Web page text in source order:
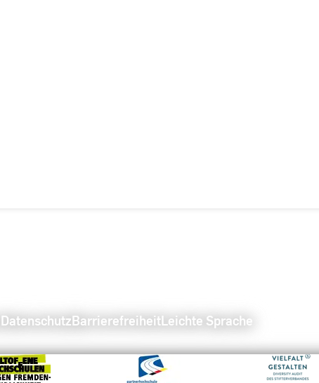
DatenschutzBarrierefreiheitLeichte Sprache